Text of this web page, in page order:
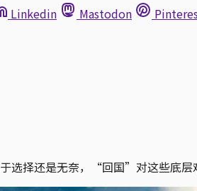
Linkedin Mastodon
择还是无奈，“回国”对这些底层